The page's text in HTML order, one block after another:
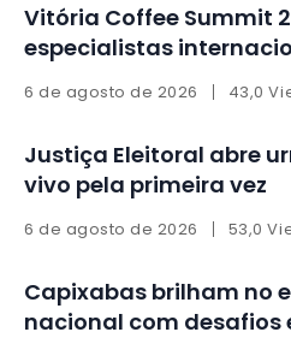
Vitória Coffee Summit
especialistas
6 de agosto de 2026 43,0
Justiça Eleitoral abre
vivo pela primeira vez
6 de agosto de 2026 53,0
Capixabas brilham no
nacional com desafios